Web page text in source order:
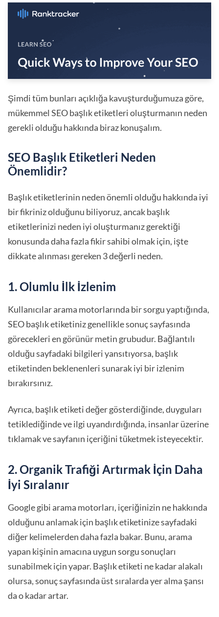
Şimdi tüm bunları açıklığa kavuşturduğumuza göre,
mükemmel SEO başlık etiketleri oluşturmanın neden
gerekli olduğu hakkında biraz konuşalım.
SEO Başlık Etiketleri Neden
Önemlidir?
Başlık etiketlerinin neden önemli olduğu hakkında iyi
bir fikriniz olduğunu biliyoruz, ancak başlık
etiketlerinizi neden iyi oluşturmanız gerektiği
konusunda daha fazla fikir sahibi olmak için, işte
dikkate alınması gereken 3 değerli neden.
1. Olumlu İlk İzlenim
Kullanıcılar arama motorlarında bir sorgu yaptığında,
SEO başlık etiketiniz genellikle sonuç sayfasında
görecekleri en görünür metin grubudur. Bağlantılı
olduğu sayfadaki bilgileri yansıtıyorsa, başlık
etiketinden beklenenleri sunarak iyi bir izlenim
bırakırsınız.
Ayrıca, başlık etiketi değer gösterdiğinde, duyguları
tetiklediğinde ve ilgi uyandırdığında, insanlar üzerine
tıklamak ve sayfanın içeriğini tüketmek isteyecektir.
2. Organik Trafiği Artırmak İçin Daha
İyi Sıralanır
Google gibi arama motorları, içeriğinizin ne hakkında
olduğunu anlamak için başlık etiketinize sayfadaki
diğer kelimelerden daha fazla bakar. Bunu, arama
yapan kişinin amacına uygun sorgu sonuçları
sunabilmek için yapar. Başlık etiketi ne kadar alakalı
olursa, sonuç sayfasında üst sıralarda yer alma şansı
da o kadar artar.